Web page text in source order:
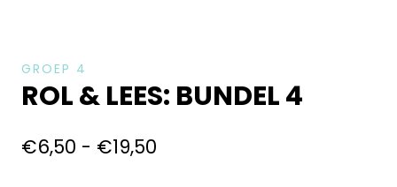
GROEP 4
ROL & LEES: BUNDEL 4
€6,50 - €19,50